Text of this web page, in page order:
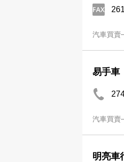
汽車買賣
易手車
汽車買賣
明亮車